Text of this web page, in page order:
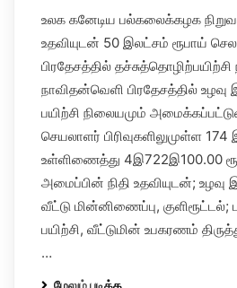
உலக கனேடிய பல்கலைக்கழக
உதவியுடன் 50 இலட்சம் ரூபாய்
பிரதேசத்தில்
நாவிதன்வெளி பிரதேசத்தில் உழவு
பயிற்சி நிலையமும்
செயலாளர் பிரிவுகளிலுமுள்ள
உள்ளிணைத்து 4இ722இ100.00
அமைப்பின் நிதி உதவியுடன்; உழவு
வீட்டு மின்னிணைப்பு, குளிரூட்டல்;
பயிற்சி, வீட்டுமின் உபகரணம்
…
மேலும் படிக்க